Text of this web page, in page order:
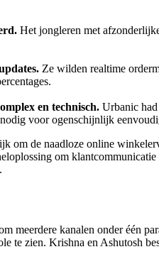
Het jongleren met
Ze wilden realtime
en technisch. Urbanic had
voor ogenschijnlijk
om de naadloze online
om
meerdere kanalen onder één
te zien. Krishna en Ashutosh